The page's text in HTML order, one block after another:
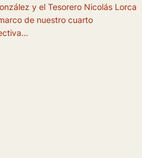
y el Tesorero Nicolás Lorca
de nuestro cuarto